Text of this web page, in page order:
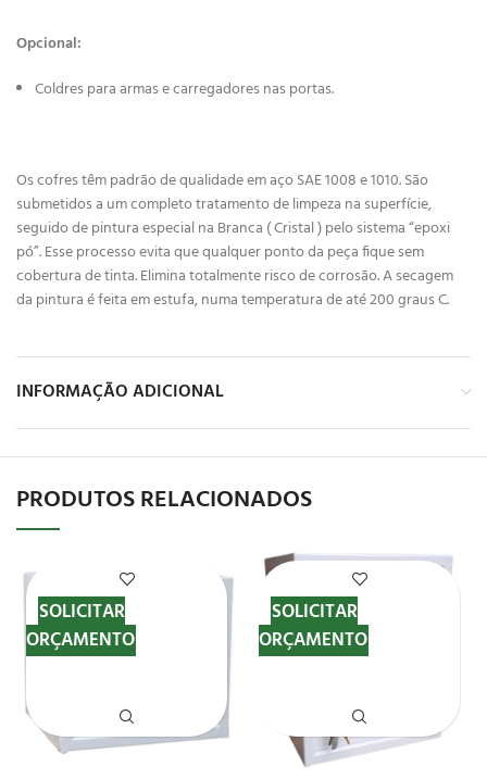
Opcional:
Coldres para armas e carregadores nas portas.
Os cofres têm padrão de qualidade em aço SAE 1008 e 1010. São
submetidos a um completo tratamento de limpeza na superfície,
seguido de pintura especial na Branca ( Cristal ) pelo sistema “epoxi
pó”. Esse processo evita que qualquer ponto da peça fique sem
cobertura de tinta. Elimina totalmente risco de corrosão. A secagem
da pintura é feita em estufa, numa temperatura de até 200 graus C.
INFORMAÇÃO ADICIONAL
PRODUTOS RELACIONADOS
SOLICITAR
ORÇAMENTO
SOLICITAR
ORÇAMENTO